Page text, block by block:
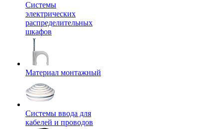
Системы
электрических
распределительных
шкафов
Материал монтажный
Системы ввода для
кабелей и проводов